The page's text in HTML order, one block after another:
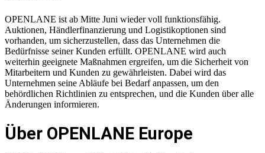
OPENLANE ist ab Mitte Juni wieder voll funktionsfähig.
Auktionen, Händlerfinanzierung und Logistikoptionen sind
vorhanden, um sicherzustellen, dass das Unternehmen die
Bedürfnisse seiner Kunden erfüllt. OPENLANE wird auch
weiterhin geeignete Maßnahmen ergreifen, um die Sicherheit von
Mitarbeitern und Kunden zu gewährleisten. Dabei wird das
Unternehmen seine Abläufe bei Bedarf anpassen, um den
behördlichen Richtlinien zu entsprechen, und die Kunden über alle
Änderungen informieren.
Über OPENLANE Europe